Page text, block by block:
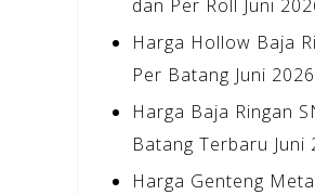
dan Per Roll Juni
Harga Hollow Baja
Per Batang Juni 2026
Harga Baja Ringan
Batang Terbaru Juni
Harga Genteng